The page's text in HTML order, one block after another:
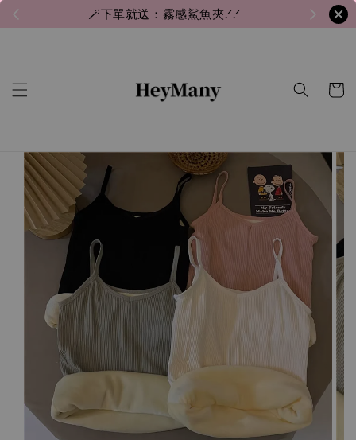
🪄下單就送：霧感鯊魚夾.ᐟ.ᐟ